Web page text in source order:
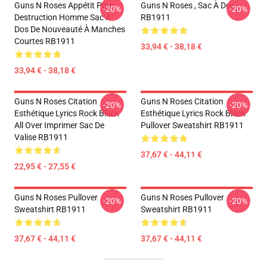
Guns N Roses Appétit Pour
Destruction Homme Sac À
Dos De Nouveauté À Manches
Courtes RB1911
33,94 € - 38,18 €
-20%
Guns N Roses , Sac À Dos
RB1911
33,94 € - 38,18 €
-20%
Guns N Roses Citation
Esthétique Lyrics Rock Black
All Over Imprimer Sac De
Valise RB1911
22,95 € - 27,55 €
-20%
Guns N Roses Citation
Esthétique Lyrics Rock Black
Pullover Sweatshirt RB1911
37,67 € - 44,11 €
-20%
Guns N Roses Pullover
Sweatshirt RB1911
37,67 € - 44,11 €
-20%
Guns N Roses Pullover
Sweatshirt RB1911
37,67 € - 44,11 €
-20%